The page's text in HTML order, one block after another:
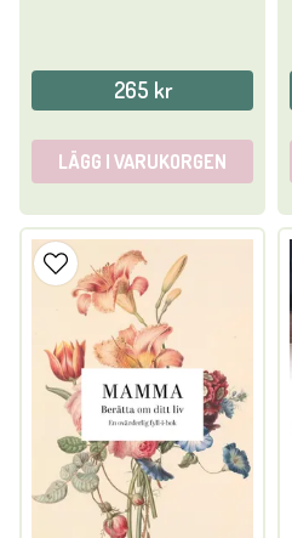
265 kr
LÄGG I VARUKORGEN